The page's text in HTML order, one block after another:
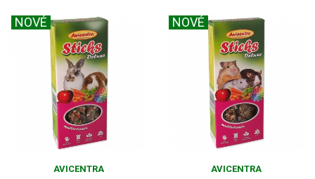
NOVÉ
AVICENTRA
NOVÉ
AVICENTRA